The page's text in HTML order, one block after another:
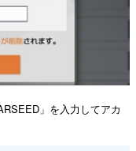
」を入力してアカ